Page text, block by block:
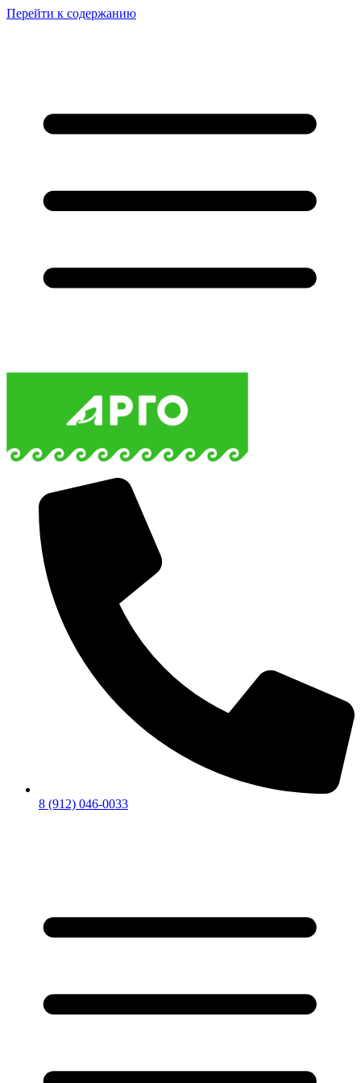
Перейти к содержанию
8 (912) 046-0033